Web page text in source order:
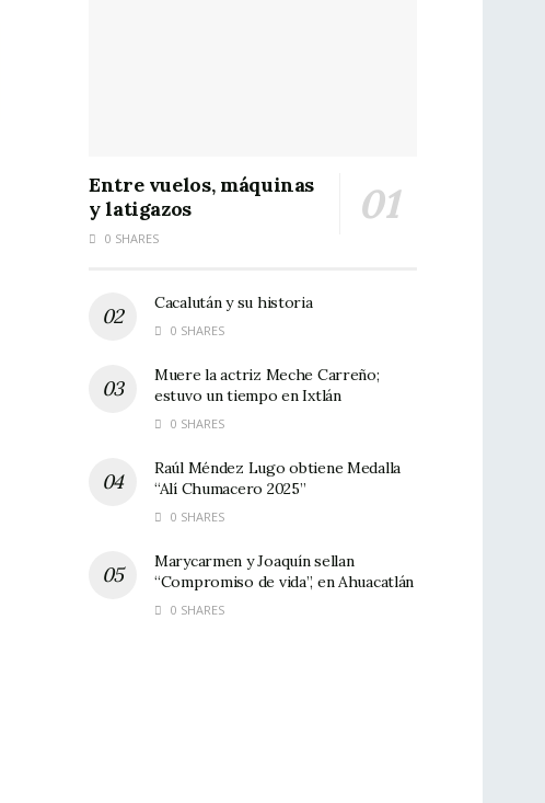
Entre vuelos, máquinas
y latigazos
0 SHARES
Cacalután y su historia
0 SHARES
Muere la actriz Meche Carreño;
estuvo un tiempo en Ixtlán
0 SHARES
Raúl Méndez Lugo obtiene Medalla
“Alí Chumacero 2025”
0 SHARES
Marycarmen y Joaquín sellan
“Compromiso de vida”, en Ahuacatlán
0 SHARES